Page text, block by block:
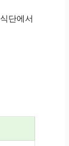
단에서